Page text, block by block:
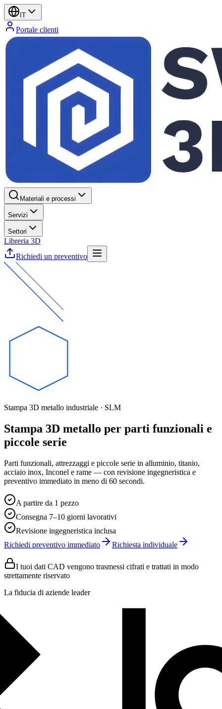
IT
Portale clienti
Materiali e processi
Servizi
Settori
Libreria 3D
Richiedi un preventivo
Stampa 3D metallo industriale · SLM
Stampa 3D metallo per parti funzionali e
piccole serie
Parti funzionali, attrezzaggi e piccole serie in alluminio, titanio,
acciaio inox, Inconel e rame — con revisione ingegneristica e
preventivo immediato in meno di 60 secondi.
A partire da 1 pezzo
Consegna 7–10 giorni lavorativi
Revisione ingegneristica inclusa
Richiedi preventivo immediato
Richiesta individuale
I tuoi dati CAD vengono trasmessi cifrati e trattati in modo
strettamente riservato
La fiducia di aziende leader